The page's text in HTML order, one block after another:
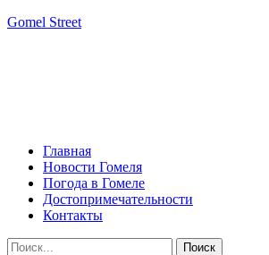
Gomel Street
Главная
Новости Гомеля
Погода в Гомеле
Достопримечательности
Контакты